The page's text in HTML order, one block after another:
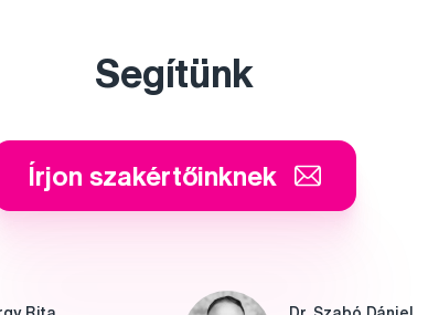
Segítünk
Írjon szakértőinknek